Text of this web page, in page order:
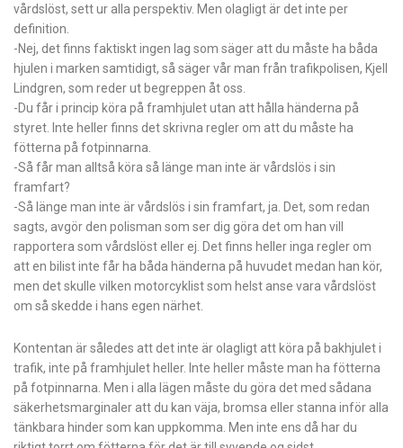
vårdslöst, sett ur alla perspektiv. Men olagligt är det inte per
definition.
-Nej, det finns faktiskt ingen lag som säger att du måste ha båda
hjulen i marken samtidigt, så säger vår man från trafikpolisen, Kjell
Lindgren, som reder ut begreppen åt oss.
-Du får i princip köra på framhjulet utan att hålla händerna på
styret. Inte heller finns det skrivna regler om att du måste ha
fötterna på fotpinnarna.
-Så får man alltså köra så länge man inte är vårdslös i sin
framfart?
-Så länge man inte är vårdslös i sin framfart, ja. Det, som redan
sagts, avgör den polisman som ser dig göra det om han vill
rapportera som vårdslöst eller ej. Det finns heller inga regler om
att en bilist inte får ha båda händerna på huvudet medan han kör,
men det skulle vilken motorcyklist som helst anse vara vårdslöst
om så skedde i hans egen närhet.
Kontentan är således att det inte är olagligt att köra på bakhjulet i
trafik, inte på framhjulet heller. Inte heller måste man ha fötterna
på fotpinnarna. Men i alla lägen måste du göra det med sådana
säkerhetsmarginaler att du kan väja, bromsa eller stanna inför alla
tänkbara hinder som kan uppkomma. Men inte ens då har du